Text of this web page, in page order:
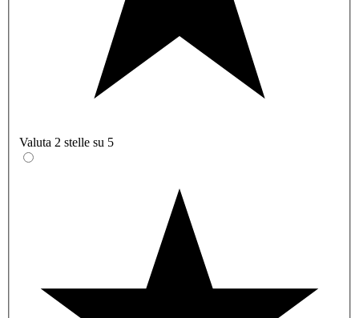
Valuta 2 stelle su 5